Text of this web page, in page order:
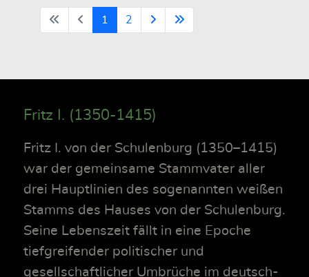
1 2
Fritz I. (1350-1415)
Fritz I. von der Schulenburg (1350–1415)
war der gemeinsame Stammvater aller
drei Hauptlinien des sogenannten weißen
Stamms des Hauses von der Schulenburg.
Seine Lebenszeit fällt in eine Epoche
tiefgreifender politischer und
gesellschaftlicher Umbrüche im deutsch-